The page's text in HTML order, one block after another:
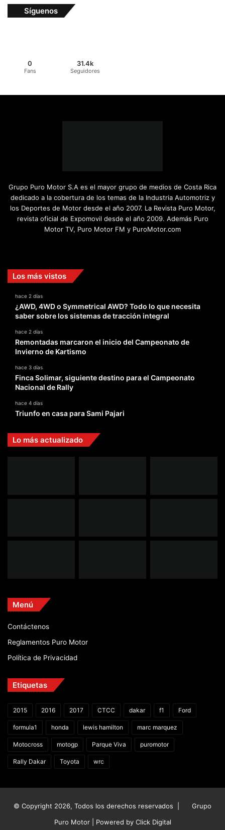
Síguenos
0
Fans
31.4k
Seguidores
Grupo Puro Motor S.A es el mayor grupo de medios de Costa Rica
dedicado a la cobertura de los temas de la Industria Automotriz y
los Deportes de Motor desde el año 2007. La Revista Puro Motor,
revista oficial de Expomovil desde el año 2009. Además Puro
Motor TV, Puro Motor FM y PuroMotor.com
Los más vistos
hace 2 días
¿AWD, 4WD o Symmetrical AWD? Todo lo que necesita
saber sobre los sistemas de tracción integral
hace 2 días
Remontadas marcaron el inicio del Campeonato de
Invierno de Kartismo
hace 3 días
Finca Solimar, siguiente destino para el Campeonato
Nacional de Rally
hace 4 días
Triunfo en casa para Sami Pajari
Lo más actualizado
Menú
Contáctenos
Reglamentos Puro Motor
Política de Privacidad
Etiquetas
2015 2016 2017 CTCC dakar f1 Ford
formula1 honda lewis hamilton marc marquez
Motocross motogp Parque Viva puromotor
Rally Dakar Toyota wrc
© Copyright 2026, Todos los derechos reservados |
Grupo
Puro Motor | Powered by Click Digital